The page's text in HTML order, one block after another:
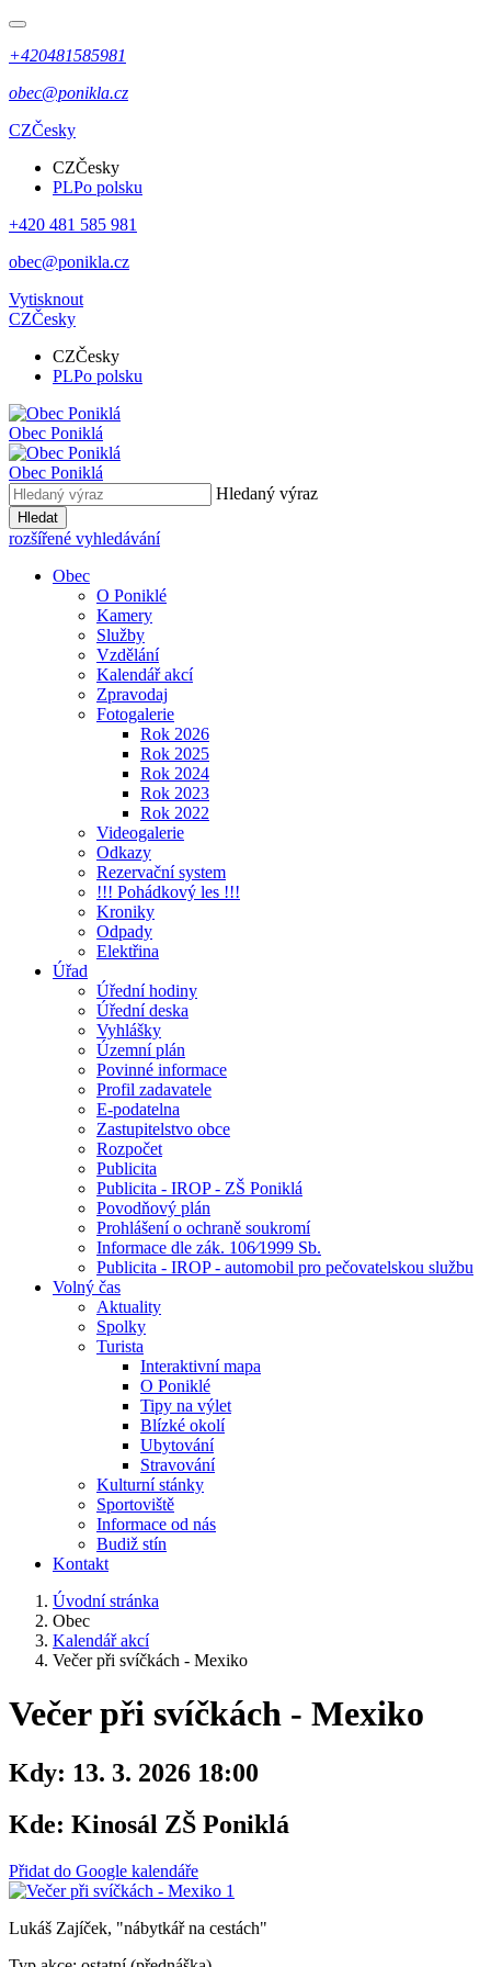
+420481585981
obec@ponikla.cz
CZČesky
CZČesky
PLPo polsku
+420 481 585 981
obec@ponikla.cz
Vytisknout
CZČesky
CZČesky
PLPo polsku
Obec Poniklá
Obec Poniklá
Hledaný výraz
Hledat
rozšířené vyhledávání
Obec
O Poniklé
Kamery
Služby
Vzdělání
Kalendář akcí
Zpravodaj
Fotogalerie
Rok 2026
Rok 2025
Rok 2024
Rok 2023
Rok 2022
Videogalerie
Odkazy
Rezervační system
!!! Pohádkový les !!!
Kroniky
Odpady
Elektřina
Úřad
Úřední hodiny
Úřední deska
Vyhlášky
Územní plán
Povinné informace
Profil zadavatele
E-podatelna
Zastupitelstvo obce
Rozpočet
Publicita
Publicita - IROP - ZŠ Poniklá
Povodňový plán
Prohlášení o ochraně soukromí
Informace dle zák. 106⁄1999 Sb.
Publicita - IROP - automobil pro pečovatelskou službu
Volný čas
Aktuality
Spolky
Turista
Interaktivní mapa
O Poniklé
Tipy na výlet
Blízké okolí
Ubytování
Stravování
Kulturní stánky
Sportoviště
Informace od nás
Budiž stín
Kontakt
Úvodní stránka
Obec
Kalendář akcí
Večer při svíčkách - Mexiko
Večer při svíčkách - Mexiko
Kdy: 13. 3. 2026 18:00
Kde: Kinosál ZŠ Poniklá
Přidat do Google kalendáře
Lukáš Zajíček, "nábytkář na cestách"